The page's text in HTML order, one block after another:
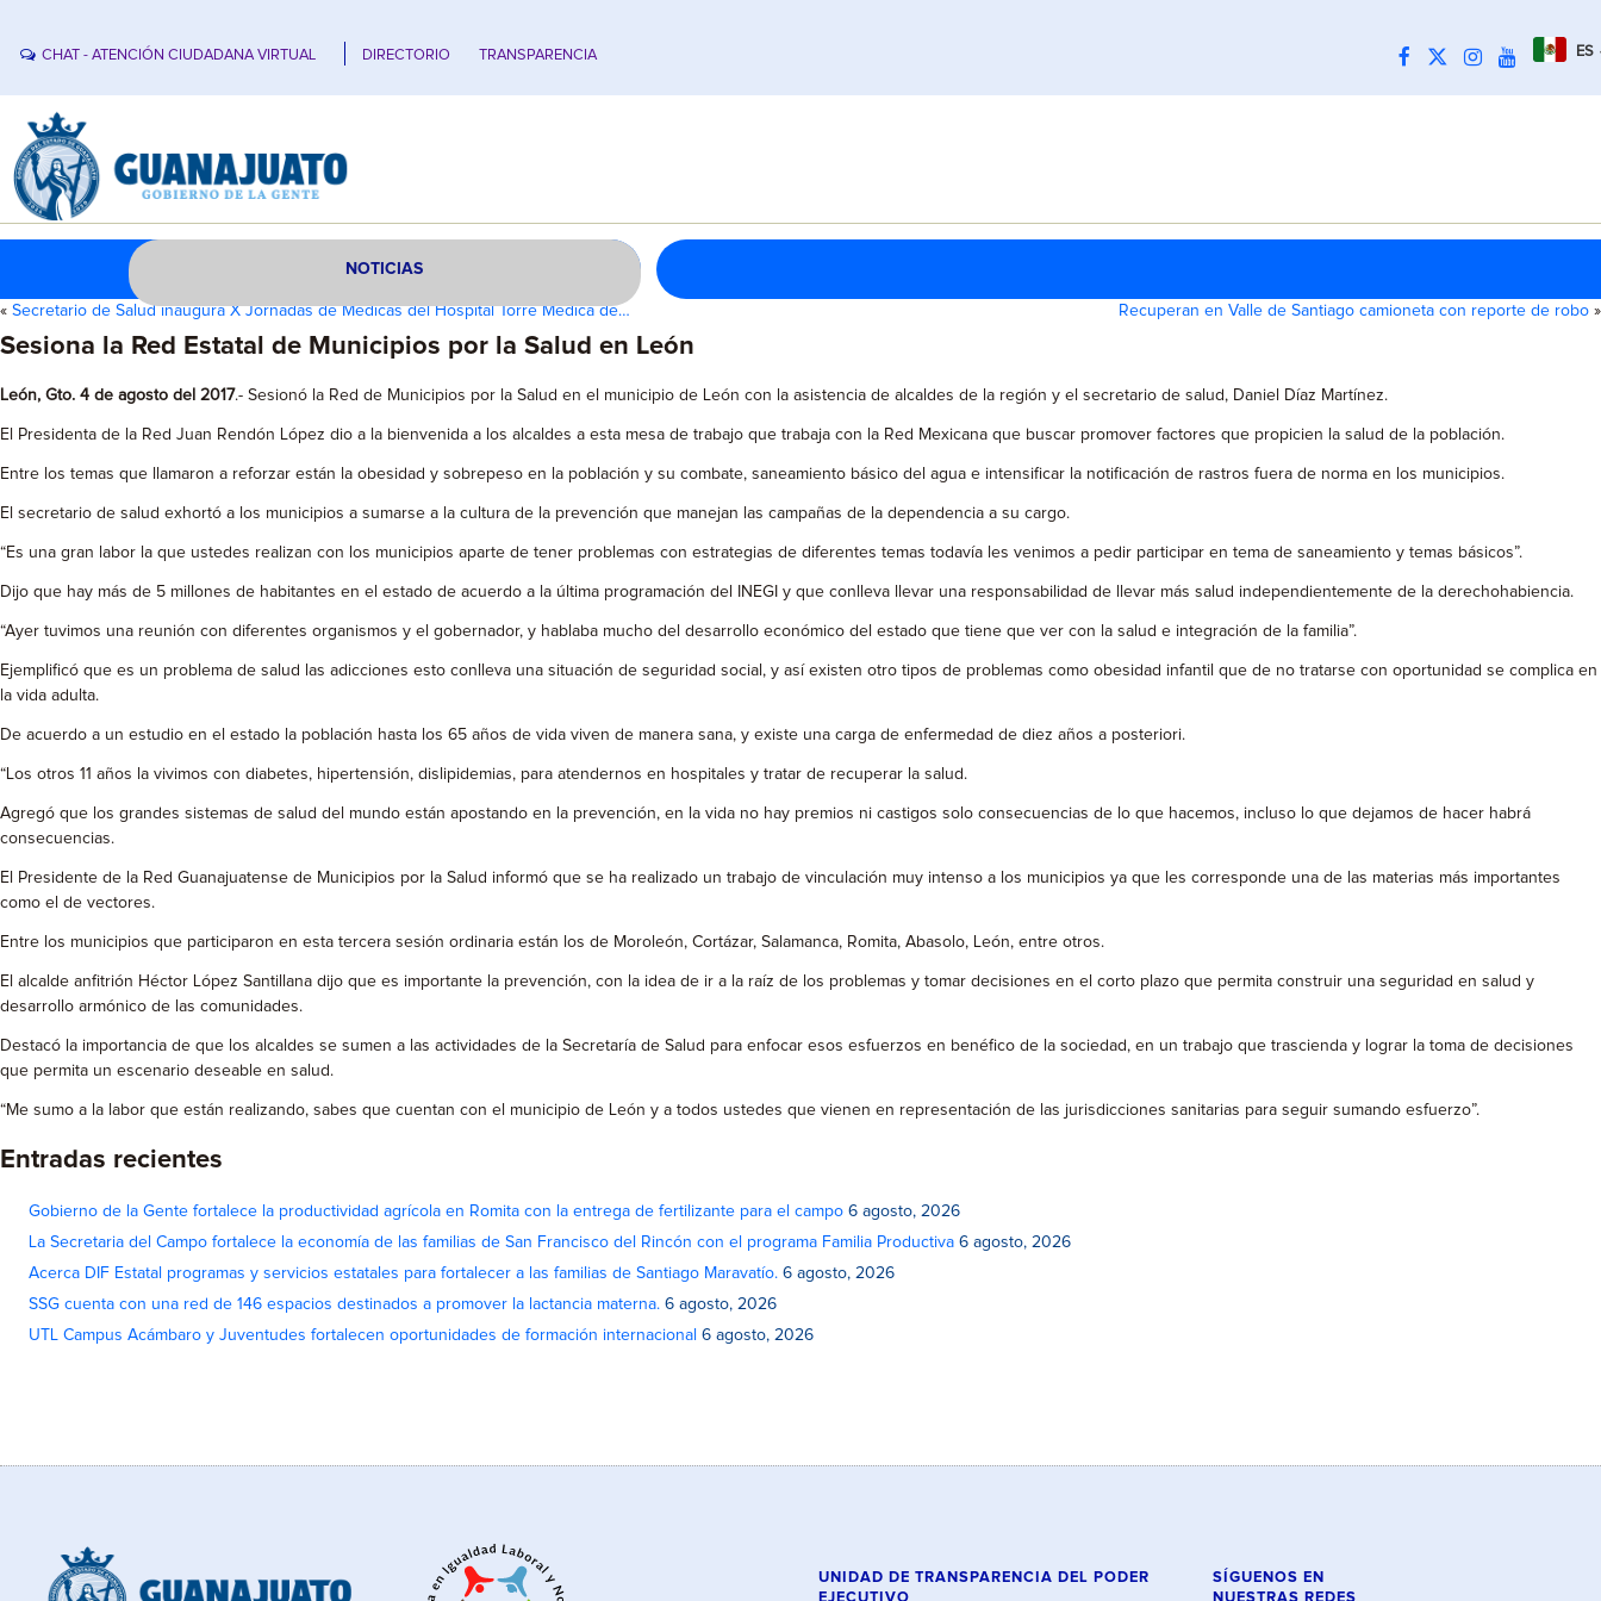
CHAT - ATENCIÓN CIUDADANA VIRTUAL DIRECTORIO TRANSPARENCIA ES
NOTICIAS
« Secretario de Salud inaugura X Jornadas de Médicas del Hospital Torre Médica de… Recuperan en Valle de Santiago camioneta con reporte de robo »
Sesiona la Red Estatal de Municipios por la Salud en León
León, Gto. 4 de agosto del 2017.- Sesionó la Red de Municipios por la Salud en el municipio de León con la asistencia de alcaldes de la región y el secretario de salud, Daniel Díaz Martínez.
El Presidenta de la Red Juan Rendón López dio a la bienvenida a los alcaldes a esta mesa de trabajo que trabaja con la Red Mexicana que buscar promover factores que propicien la salud de la población.
Entre los temas que llamaron a reforzar están la obesidad y sobrepeso en la población y su combate, saneamiento básico del agua e intensificar la notificación de rastros fuera de norma en los municipios.
El secretario de salud exhortó a los municipios a sumarse a la cultura de la prevención que manejan las campañas de la dependencia a su cargo.
“Es una gran labor la que ustedes realizan con los municipios aparte de tener problemas con estrategias de diferentes temas todavía les venimos a pedir participar en tema de saneamiento y temas básicos”.
Dijo que hay más de 5 millones de habitantes en el estado de acuerdo a la última programación del INEGI y que conlleva llevar una responsabilidad de llevar más salud independientemente de la derechohabiencia.
“Ayer tuvimos una reunión con diferentes organismos y el gobernador, y hablaba mucho del desarrollo económico del estado que tiene que ver con la salud e integración de la familia”.
Ejemplificó que es un problema de salud las adicciones esto conlleva una situación de seguridad social, y así existen otro tipos de problemas como obesidad infantil que de no tratarse con oportunidad se complica en
la vida adulta.
De acuerdo a un estudio en el estado la población hasta los 65 años de vida viven de manera sana, y existe una carga de enfermedad de diez años a posteriori.
“Los otros 11 años la vivimos con diabetes, hipertensión, dislipidemias, para atendernos en hospitales y tratar de recuperar la salud.
Agregó que los grandes sistemas de salud del mundo están apostando en la prevención, en la vida no hay premios ni castigos solo consecuencias de lo que hacemos, incluso lo que dejamos de hacer habrá
consecuencias.
El Presidente de la Red Guanajuatense de Municipios por la Salud informó que se ha realizado un trabajo de vinculación muy intenso a los municipios ya que les corresponde una de las materias más importantes
como el de vectores.
Entre los municipios que participaron en esta tercera sesión ordinaria están los de Moroleón, Cortázar, Salamanca, Romita, Abasolo, León, entre otros.
El alcalde anfitrión Héctor López Santillana dijo que es importante la prevención, con la idea de ir a la raíz de los problemas y tomar decisiones en el corto plazo que permita construir una seguridad en salud y
desarrollo armónico de las comunidades.
Destacó la importancia de que los alcaldes se sumen a las actividades de la Secretaría de Salud para enfocar esos esfuerzos en benéfico de la sociedad, en un trabajo que trascienda y lograr la toma de decisiones
que permita un escenario deseable en salud.
“Me sumo a la labor que están realizando, sabes que cuentan con el municipio de León y a todos ustedes que vienen en representación de las jurisdicciones sanitarias para seguir sumando esfuerzo”.
Entradas recientes
Gobierno de la Gente fortalece la productividad agrícola en Romita con la entrega de fertilizante para el campo 6 agosto, 2026
La Secretaria del Campo fortalece la economía de las familias de San Francisco del Rincón con el programa Familia Productiva 6 agosto, 2026
Acerca DIF Estatal programas y servicios estatales para fortalecer a las familias de Santiago Maravatío. 6 agosto, 2026
SSG cuenta con una red de 146 espacios destinados a promover la lactancia materna. 6 agosto, 2026
UTL Campus Acámbaro y Juventudes fortalecen oportunidades de formación internacional 6 agosto, 2026
UNIDAD DE TRANSPARENCIA DEL PODER
SÍGUENOS EN